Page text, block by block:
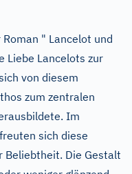
" Lancelot und
Liebe Lancelots zur
von diesem
zum zentralen
Im
sich diese
Beliebtheit. Die Gestalt